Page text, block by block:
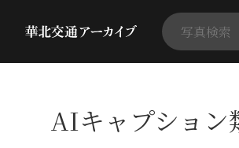
AIキャプション